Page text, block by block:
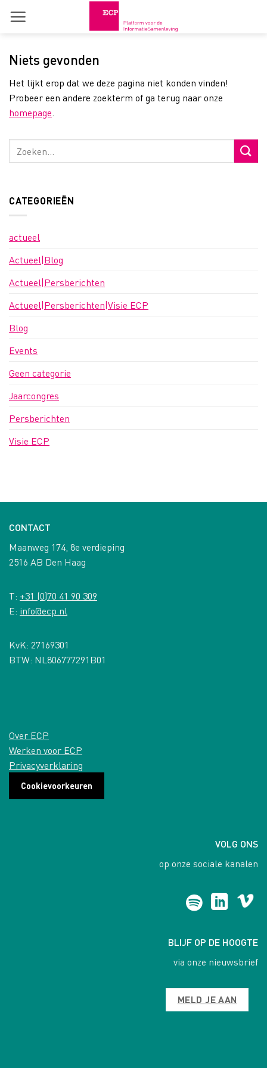
Niets gevonden
Het lijkt erop dat we deze pagina niet konden vinden!
Probeer een andere zoekterm of ga terug naar onze
homepage
CATEGORIEËN
actueel
Actueel|Blog
Actueel|Persberichten
Actueel|Persberichten|Visie ECP
Blog
Events
Geen categorie
Jaarcongres
Persberichten
Visie ECP
CONTACT
Maanweg 174, 8e verdieping
2516 AB Den Haag
T: +31 (0)70 41 90 309
E: info@ecp.nl
KvK: 27169301
BTW: NL806777291B01
Over ECP
Werken voor ECP
Privacyverklaring
Cookievoorkeuren
VOLG ONS
op onze sociale kanalen
BLIJF OP DE HOOGTE
via onze nieuwsbrief
MELD JE AAN